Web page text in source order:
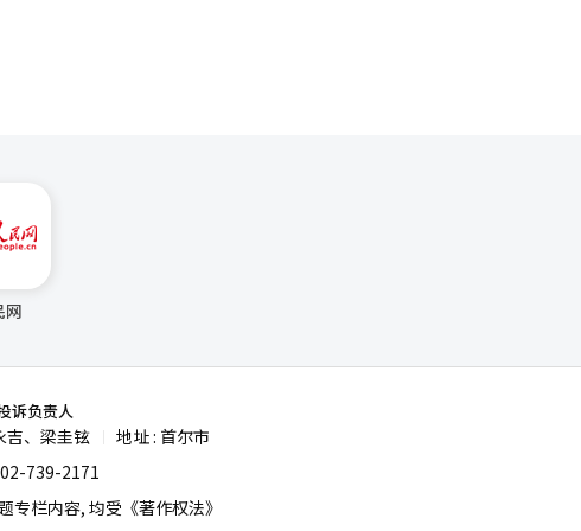
网
诉负责人
吉、梁圭铉
地址 : 首尔市
739-2171
栏内容, 均受《著作权法》